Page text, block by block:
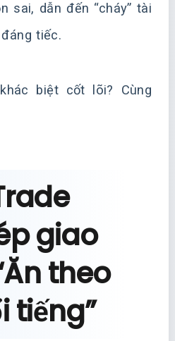
sai, dẫn đến “cháy” tài
tiếc.
biệt cốt lõi? Cùng
giao
theo
tiếng”